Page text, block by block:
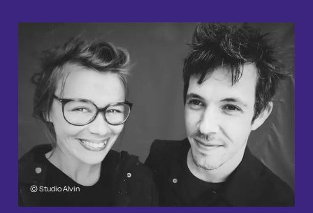
© Studio Alvin